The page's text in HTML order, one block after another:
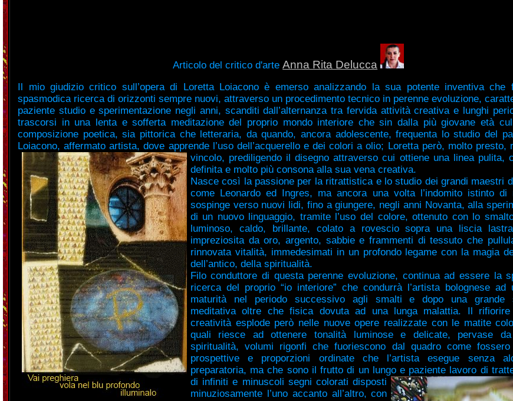
Articolo del critico d'arteAnna Rita Delucca
Il mio giudizio critico sull’opera di Loretta Loiacono è emerso analizzando la sua potente inventiva che
spasmodica ricerca di orizzonti sempre nuovi, attraverso un procedimento tecnico in perenne evoluzione,
paziente studio e sperimentazione negli anni, scanditi dall’alternanza tra fervida attività creativa e lunghi
trascorsi in una lenta e sofferta meditazione del proprio mondo interiore che sin dalla più giovane età
composizione poetica, sia pittorica che letteraria, da quando, ancora adolescente, frequenta lo studio del
Loiacono, affermato artista, dove apprende l’uso dell’acquerello e dei colori a olio; Loretta però, molto presto,
vincolo, prediligendo il disegno attraverso cui ottiene una linea pulita,
definita e molto più consona alla sua vena creativa.
Nasce così la passione per la ritrattistica e lo studio dei grandi maestri
come Leonardo ed Ingres, ma ancora una volta l’indomito istinto di
sospinge verso nuovi lidi, fino a giungere, negli anni Novanta, alla
di un nuovo linguaggio, tramite l’uso del colore, ottenuto con lo
luminoso, caldo, brillante, colato a rovescio sopra una liscia
impreziosita da oro, argento, sabbie e frammenti di tessuto che
rinnovata vitalità, immedesimati in un profondo legame con la magia
dell’antico, della spiritualità.
Filo conduttore di questa perenne evoluzione, continua ad essere la
ricerca del proprio “io interiore” che condurrà l’artista bolognese ad
maturità nel periodo successivo agli smalti e dopo una grande
meditativa oltre che fisica dovuta ad una lunga malattia. Il
creatività esplode però nelle nuove opere realizzate con le matite
quali riesce ad ottenere tonalità luminose e delicate, pervase da
spiritualità, volumi rigonfi che fuoriescono dal quadro come
prospettive e proporzioni ordinate che l’artista esegue senza
preparatoria, ma che sono il frutto di un lungo e paziente lavoro di
di infiniti e minuscoli segni colorati disposti
minuziosamente l’uno accanto all’altro, con